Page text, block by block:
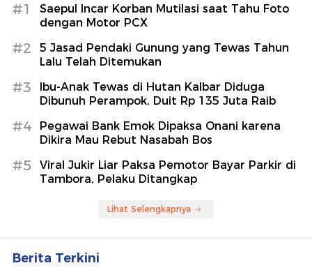
#1
Saepul Incar Korban Mutilasi saat Tahu Foto
dengan Motor PCX
#2
5 Jasad Pendaki Gunung yang Tewas Tahun
Lalu Telah Ditemukan
#3
Ibu-Anak Tewas di Hutan Kalbar Diduga
Dibunuh Perampok, Duit Rp 135 Juta Raib
#4
Pegawai Bank Emok Dipaksa Onani karena
Dikira Mau Rebut Nasabah Bos
#5
Viral Jukir Liar Paksa Pemotor Bayar Parkir di
Tambora, Pelaku Ditangkap
Lihat Selengkapnya
Berita Terkini